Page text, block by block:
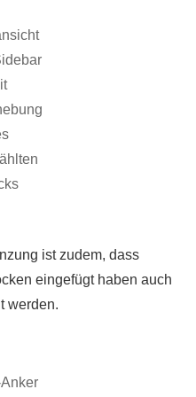
ist zudem, dass
eingefügt haben auch
werden.